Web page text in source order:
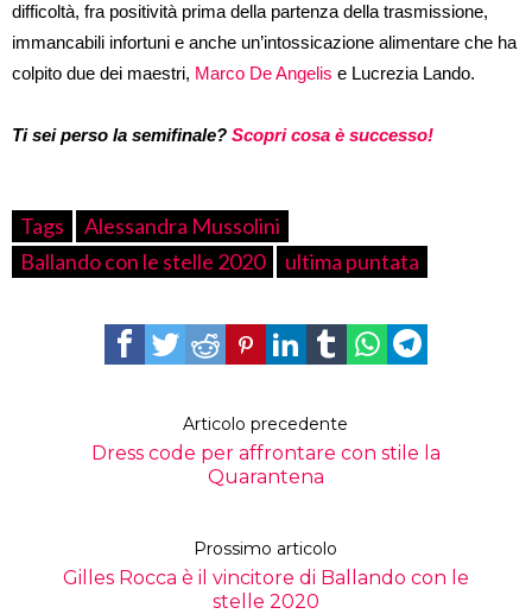
difficoltà, fra positività prima della partenza della trasmissione,
immancabili infortuni e anche un’intossicazione alimentare che ha
colpito due dei maestri, Marco De Angelis e Lucrezia Lando.
Ti sei perso la semifinale? Scopri cosa è successo!
Tags
Alessandra Mussolini
Ballando con le stelle 2020
ultima puntata
Articolo precedente
Dress code per affrontare con stile la
Quarantena
Prossimo articolo
Gilles Rocca è il vincitore di Ballando con le
stelle 2020